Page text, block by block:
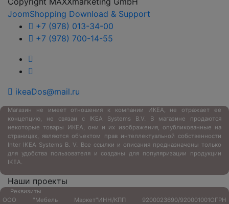
JoomShopping Download & Support
+7 (978) 013-34-00
+7 (978) 700-14-55
ikeaDos@mail.ru
Магазин не имеет отношения к компании ИКЕА, не отражает ее
концепцию, не связан с IKEA Systems B.V. В магазине продаются
некоторые товары ИКЕА, они и их изображения, опубликованные на
страницах, являются объектом прав интеллектуальной собственности
Inter IKEA Systems B. V. Все ссылки и описания предназначены только
для удобства пользователя и созданы для популяризации продукции
IKEA.
Наши проекты
Реквизиты
ООО "Мебель Маркет"ИНН/КПП 9200023690/920001001ОГРН